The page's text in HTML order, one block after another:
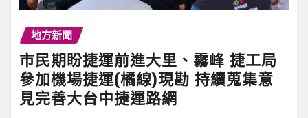
地方新聞
市民期盼捷運前進大里、霧峰 捷工局
參加機場捷運(橘線)現勘 持續蒐集意
見完善大台中捷運路網